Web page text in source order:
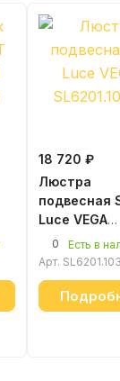
18 720 ₽
Люстра
подвесная
Luce VEGA
0
Есть в
Арт.